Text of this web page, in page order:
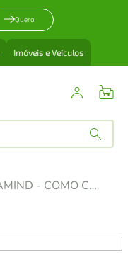
Quero
Imóveis e Veículos
ENEAMIND - COMO CONSTRUIR UMA NOVA REALIDADE COM O PODER DA SUA MENTE